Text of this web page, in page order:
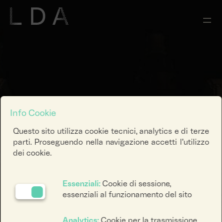
Info Cookie
Questo sito utilizza cookie tecnici, analytics e di terze
parti. Proseguendo nella navigazione accetti l’utilizzo
dei cookie.
Essenziali:Cookie di sessione,
essenziali al funzionamento del sito